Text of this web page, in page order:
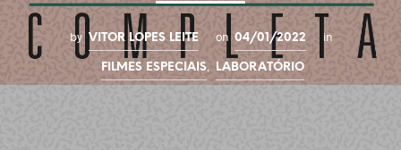
by VITOR LOPES LEITE on 04/01/2022 in
FILMES ESPECIAIS, LABORATÓRIO